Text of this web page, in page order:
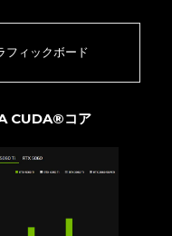
フィックボード
CUDA®コア